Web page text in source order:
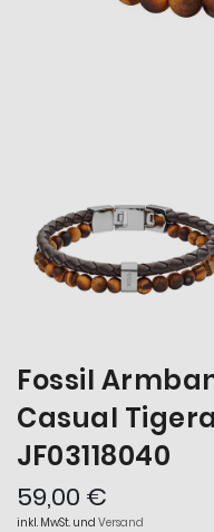
Fossil
Casual
JF03118040
59,00 €
inkl. MwSt. und Versand